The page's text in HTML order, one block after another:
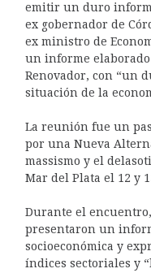
emitir un duro
ex gobernador de
ex ministro de
un informe
Renovador, con “un
situación de la
La reunión fue un
por una Nueva
massismo y el
Mar del Plata el 12 y
Durante el
presentaron un
socioeconómica y
índices sectoriales y